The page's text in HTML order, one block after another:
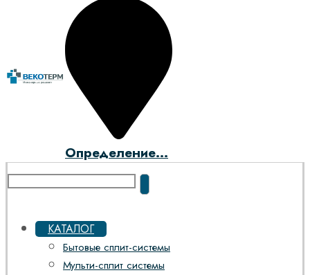
Определение...
КАТАЛОГ
Бытовые сплит-системы
Мульти-сплит системы